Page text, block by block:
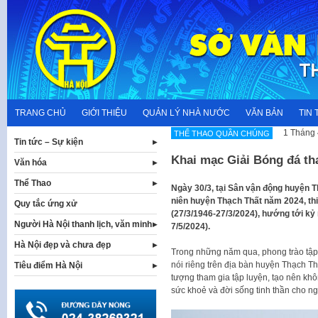
content
TRANG CHỦ GIỚI THIỆU QUẢN LÝ NHÀ NƯỚC VĂN BẢN TIN
THỂ THAO QUẦN CHÚNG 1 Tháng
Khai mạc Giải Bóng đá
Ngày 30/3, tại Sân vận động huyện
niên huyện Thạch Thất năm 2024,
(27/3/1946-27/3/2024), hướng tới
7/5/2024).
Trong những năm qua, phong trào
nói riêng trên địa bàn huyện Thạch
tượng tham gia tập luyện, tạo nên
sức khoẻ và đời sống tinh thần cho
Tin tức – Sự kiện
Văn hóa
Thể Thao
Quy tắc ứng xử
Người Hà Nội thanh lịch, văn minh
Hà Nội đẹp và chưa đẹp
Tiêu điểm Hà Nội